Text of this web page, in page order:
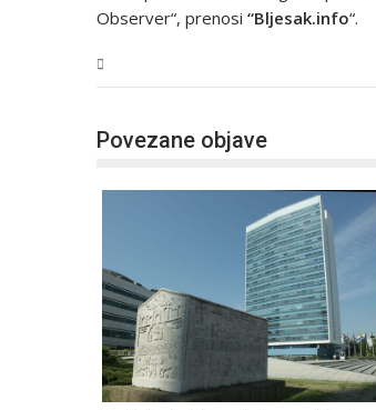
Observer“, prenosi “Bljesak.info“.
Povezane objave